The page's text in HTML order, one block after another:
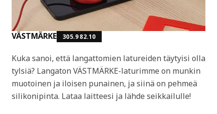
VÄSTMÄRKE 305.982.10
Kuka sanoi, että langattomien latureiden täytyisi olla
tylsiä? Langaton VÄSTMÄRKE-laturimme on munkin
muotoinen ja iloisen punainen, ja siinä on pehmeä
silikonipinta. Lataa laitteesi ja lähde seikkailulle!